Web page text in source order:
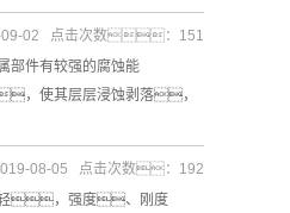
件有较强的腐蚀能
使其层层浸蚀剥落，
02 点击次数：151
，强度、刚度
08-05 点击次数：192